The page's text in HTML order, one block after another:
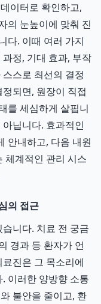
이터로 확인하고,
의 눈높이에 맞춰 진
다. 이때 여러 가지
정, 기대 효과, 부작
스로 최선의 결정
되면, 원장이 직접
를 세심하게 살핍니
닙니다. 효과적인
안내하고, 다음 내원
체계적인 관리 시스
의 접근
니다. 치료 전 궁금
경과 등 환자가 언
진은 그 목소리에
이러한 양방향 소통
불안을 줄이고, 환